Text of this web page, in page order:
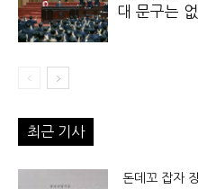
대 문구는 없
최근 기사
돈데꼬 잡자